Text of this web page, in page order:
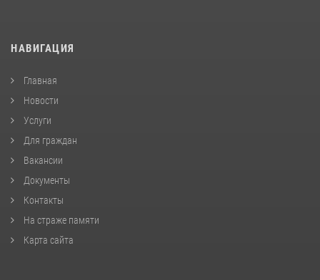
НАВИГАЦИЯ
Главная
Новости
Услуги
Для граждан
Вакансии
Документы
Контакты
На страже памяти
Карта сайта